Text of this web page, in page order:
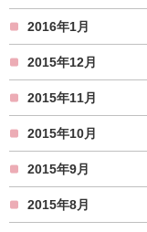
2016年1月
2015年12月
2015年11月
2015年10月
2015年9月
2015年8月